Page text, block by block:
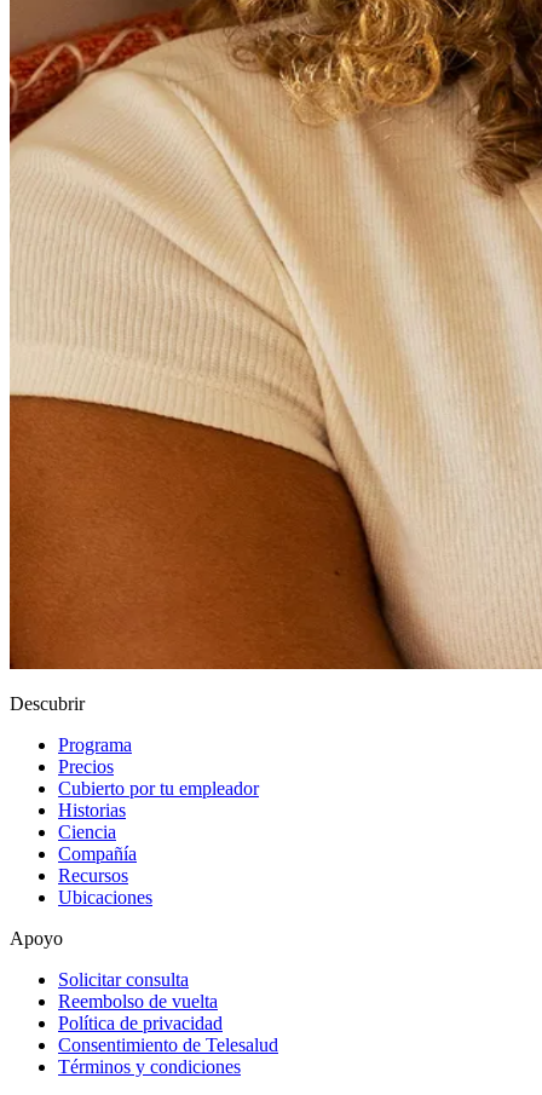
Descubrir
Programa
Precios
Cubierto por tu empleador
Historias
Ciencia
Compañía
Recursos
Ubicaciones
Apoyo
Solicitar consulta
Reembolso de vuelta
Política de privacidad
Consentimiento de Telesalud
Términos y condiciones